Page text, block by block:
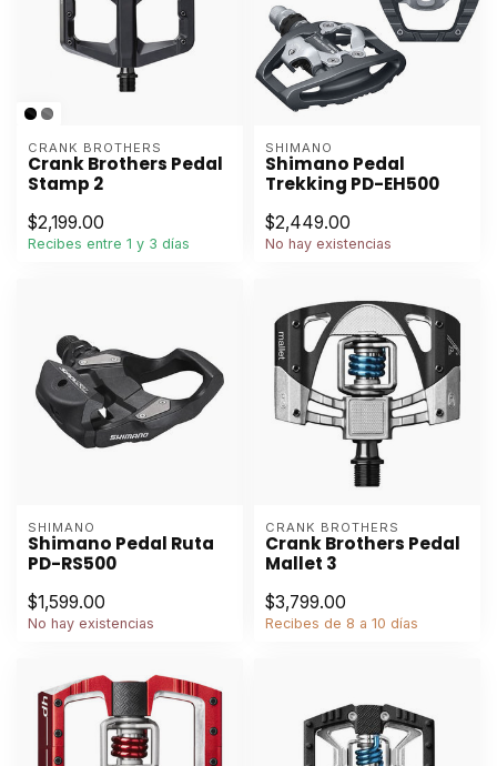
CRANK BROTHERS
Crank Brothers Pedal
Stamp 2
$2,199.00
Recibes entre 1 y 3 días
SHIMANO
Shimano Pedal
Trekking PD-EH500
$2,449.00
No hay existencias
SHIMANO
Shimano Pedal Ruta
PD-RS500
$1,599.00
No hay existencias
CRANK BROTHERS
Crank Brothers Pedal
Mallet 3
$3,799.00
Recibes de 8 a 10 días